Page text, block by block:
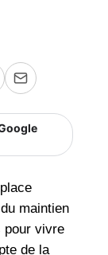
maintien
pour vivre
de la